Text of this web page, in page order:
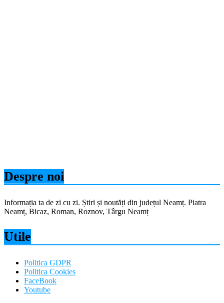
Despre noi
Informația ta de zi cu zi. Știri și noutăți din județul Neamț. Piatra
Neamț, Bicaz, Roman, Roznov, Târgu Neamț
Utile
Politica GDPR
Politica Cookies
FaceBook
Youtube